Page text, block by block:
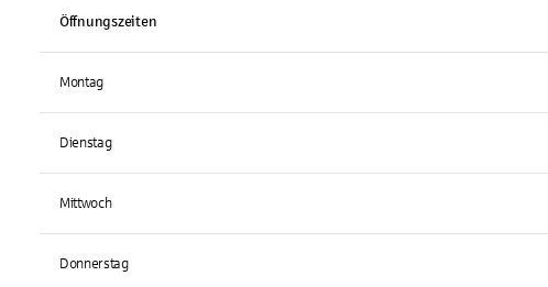
Öffnungszeiten
Montag
Dienstag
Mittwoch
Donnerstag